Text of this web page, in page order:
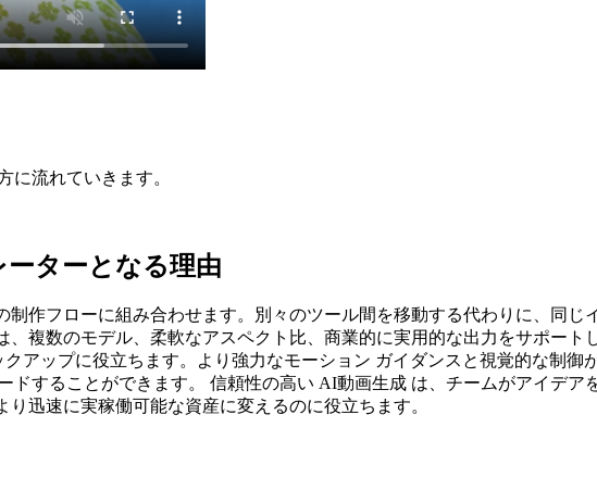
に流れていきます。
ターとなる理由
作フローに組み合わせます。別々のツール間を移動する代わりに、同じ
複数のモデル、柔軟なアスペクト比、商業的に実用的な出力をサポート
アップに役立ちます。より強力なモーション ガイダンスと視覚的な制御
ドすることができます。 信頼性の高い AI動画生成 は、チームがアイデア
迅速に実稼働可能な資産に変えるのに役立ちます。